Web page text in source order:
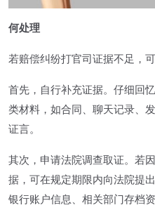
何处理
若赔偿纠纷打官司证据不足，
首先，自行补充证据。仔细回
类材料，如合同、聊天记录、
证言。
其次，申请法院调查取证。若
据，可在规定期限内向法院提
银行账户信息、相关部门存档资